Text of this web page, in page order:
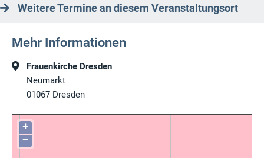
Weitere Termine an diesem Veranstaltungsort
Mehr Informationen
Frauenkirche Dresden
Neumarkt
01067 Dresden
+
−